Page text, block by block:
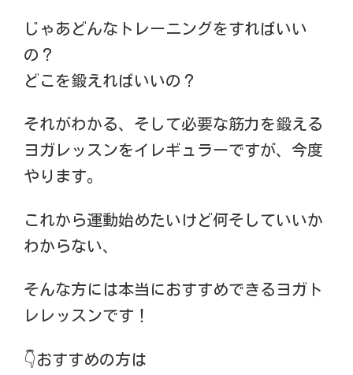
じゃあどんなトレーニングをすればいい
の？
どこを鍛えればいいの？
それがわかる、そして必要な筋力を鍛える
ヨガレッスンをイレギュラーですが、今度
やります。
これから運動始めたいけど何そしていいか
わからない、
そんな方には本当におすすめできるヨガト
レレッスンです！
👇おすすめの方は